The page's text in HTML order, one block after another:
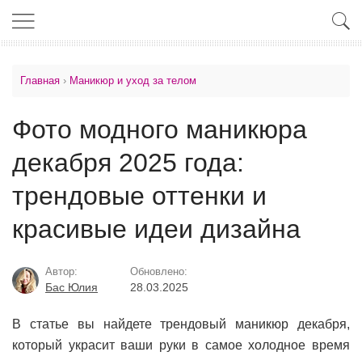
Главная › Маникюр и уход за телом
Фото модного маникюра
декабря 2025 года:
трендовые оттенки и
красивые идеи дизайна
Автор:
Бас Юлия
Обновлено:
28.03.2025
В статье вы найдете трендовый маникюр декабря,
который украсит ваши руки в самое холодное время